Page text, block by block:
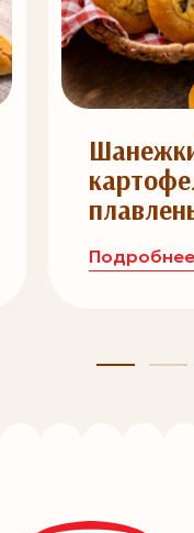
Подробнее